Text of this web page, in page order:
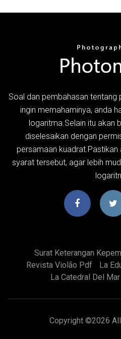
Soal dan pembahasan tentang
ingin memahaminya, anda
logaritma.Selain itu akan
diselesaikan dengan
persamaan
syarat tersebut, agar lebih
Surat Keterangan
Revista Violão Pdf
La
La Catedral Del
Copyright ©2026